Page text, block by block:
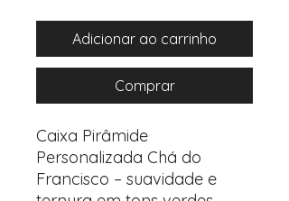
Adicionar ao carrinho
Comprar
Caixa Pirâmide
Personalizada Chá do
Francisco – suavidade e